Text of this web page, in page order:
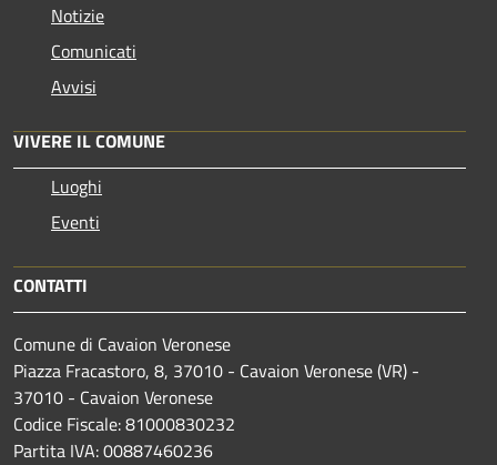
Notizie
Comunicati
Avvisi
VIVERE IL COMUNE
Luoghi
Eventi
CONTATTI
Comune di Cavaion Veronese
Piazza Fracastoro, 8, 37010 - Cavaion Veronese (VR) -
37010 - Cavaion Veronese
Codice Fiscale: 81000830232
Partita IVA: 00887460236